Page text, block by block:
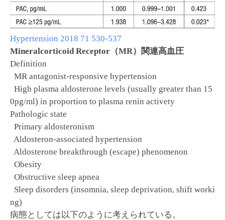
Hypertension 2018 71 530-537
Mineralcorticoid Receptor（MR）関連高血圧
Definition
MR antagonist-responsive hypertension
High plasma aldosterone levels (usually greater than 15
0pg/ml) in proportion to plasma renin activety
Pathologic state
Primary aldosteronism
Aldosteron-associated hypertension
Aldosterone breakthrough (escape) phenomenon
Obesity
Obstructive sleep apnea
Sleep disorders (insomnia, sleep deprivation, shift worki
ng)
病態としては以下のように考えられている。